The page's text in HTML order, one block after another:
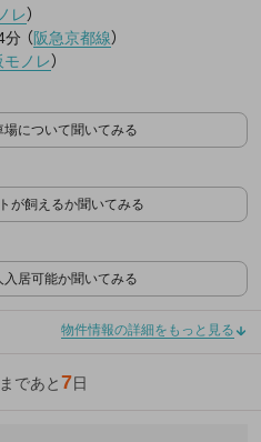
レ）
分 （阪急京都線）
モノレ）
場について聞いてみる
が飼えるか聞いてみる
入居可能か聞いてみる
物件情報の詳細をもっと見る
であと7日